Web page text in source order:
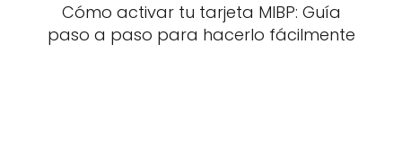
Cómo activar tu tarjeta MIBP: Guía
paso a paso para hacerlo fácilmente